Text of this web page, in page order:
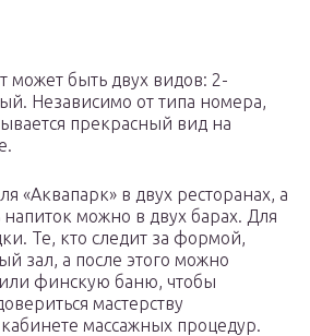
может быть двух видов: 2-
Независимо от типа номера,
прекрасный вид на
«Аквапарк» в двух ресторанах, а
напиток можно в двух барах. Для
Те, кто следит за формой,
зал, а после этого можно
финскую баню, чтобы
мастерству
массажных процедур.